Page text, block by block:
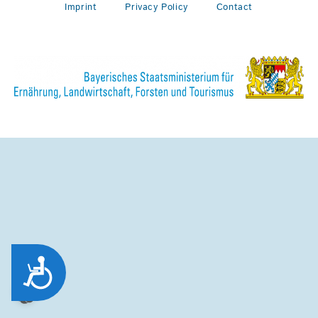
Zug&auml;nglichkeit
Imprint Privacy Policy Contact